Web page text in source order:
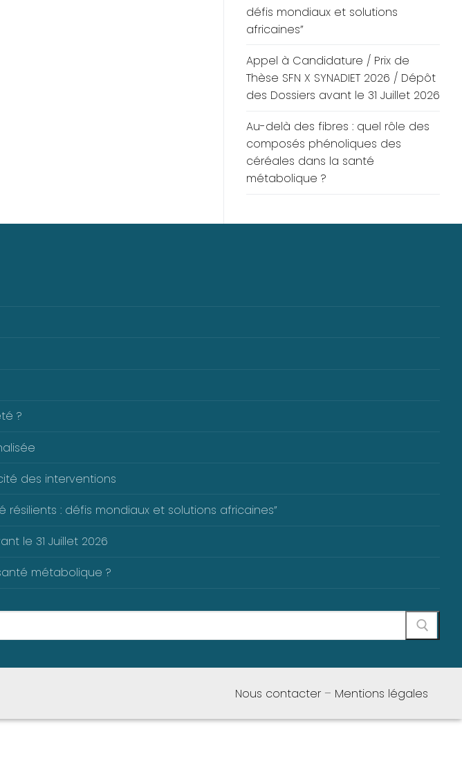
défis mondiaux et solutions
africaines”
Appel à Candidature / Prix de
Thèse SFN X SYNADIET 2026 / Dépôt
des Dossiers avant le 31 Juillet 2026
Au-delà des fibres : quel rôle des
composés phénoliques des
céréales dans la santé
métabolique ?
?
des interventions
résilients : défis mondiaux et solutions africaines”
le 31 Juillet 2026
métabolique ?
Nous contacter – Mentions légales